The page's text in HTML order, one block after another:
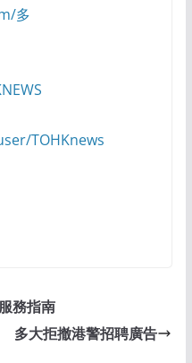
多
TOHKnews
務指南
多大拒撤港警招聘廣告